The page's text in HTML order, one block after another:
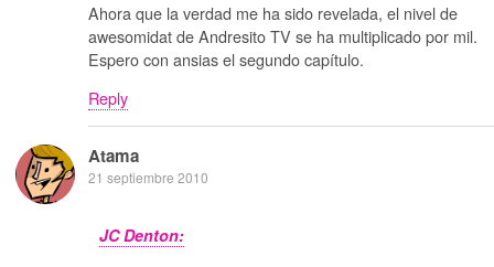
Ahora que la verdad me ha sido revelada, el nivel de
awesomidat de Andresito TV se ha multiplicado por mil.
Espero con ansias el segundo capítulo.
Reply
Atama
21 septiembre 2010
JC Denton: